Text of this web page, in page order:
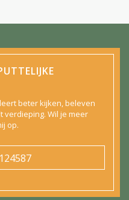
beter kijken, beleven
verdieping. Wil je meer
op.